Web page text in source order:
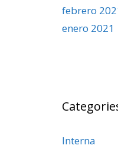
febrero
enero 2021
Interna